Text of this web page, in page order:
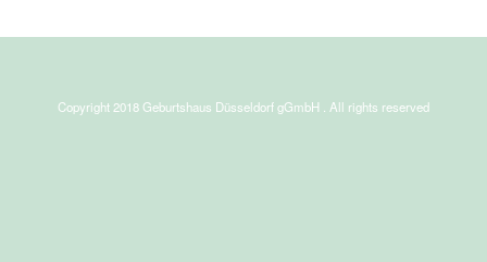
Copyright 2018 Geburtshaus Düsseldorf gGmbH . All rights reserved